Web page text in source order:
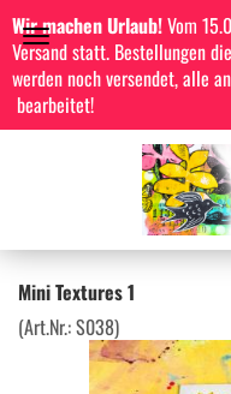
Wir machen Urlaub!Vom
Versand statt. Bestellungen
werden noch versendet, alle
bearbeitet!
Mini Textures 1
(Art.Nr.:S038)